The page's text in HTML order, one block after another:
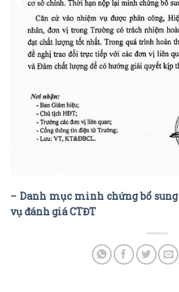
– Danh mục minh chứng bổ
vụ đánh giá CTĐT